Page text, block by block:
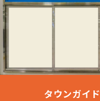
タウンガイド